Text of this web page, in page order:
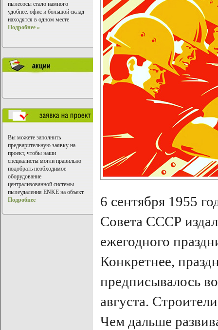
пылесосы стало намного
удобнее: офис и большой склад
находятся в одном месте
Подробнее »
Вы можете заполнить
предварительную заявку на
проект, чтобы наши
специалисты могли правильно
подобрать необходимое
оборудование
централизованной системы
пылеудаления ENKE на объект.
Подробнее
6 сентября 1955
Совета СССР
ежегодного
Конкретнее,
предписывалось
августа.
Чем дальше